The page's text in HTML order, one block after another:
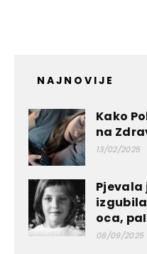
NAJNOVIJE
Kako
na
13/02/2025
Pjevala
oca,
08/09/2025